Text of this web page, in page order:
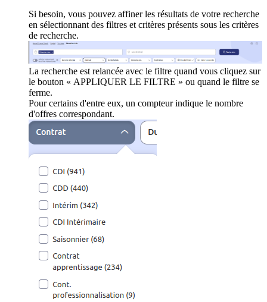
Si besoin, vous pouvez affiner les résultats de votre recherche
en sélectionnant des filtres et critères présents sous les critères
de recherche.
La recherche est relancée avec le filtre quand vous cliquez sur
le bouton « APPLIQUER LE FILTRE » ou quand le filtre se
ferme.
Pour certains d'entre eux, un compteur indique le nombre
d'offres correspondant.